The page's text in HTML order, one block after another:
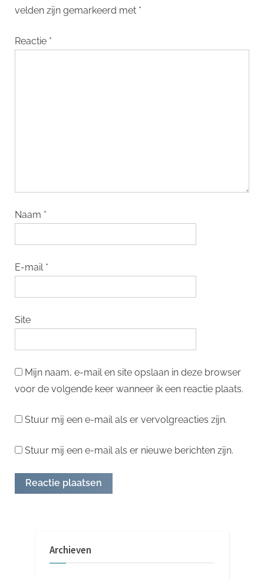
velden zijn gemarkeerd met *
Reactie *
Naam *
E-mail *
Site
Mijn naam, e-mail en site opslaan in deze browser
voor de volgende keer wanneer ik een reactie plaats.
Stuur mij een e-mail als er vervolgreacties zijn.
Stuur mij een e-mail als er nieuwe berichten zijn.
Archieven